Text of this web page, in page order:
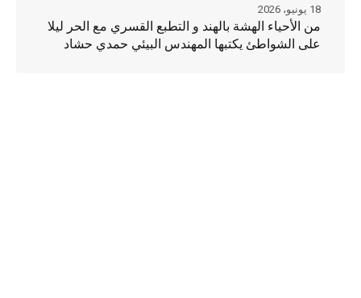
من الأحياء الهشة بالهند و التطبع القسري مع الحر ليلا
على الشواطئ يكتبها المهندس البيئي حمدي حشاد
18 يونيو، 2026